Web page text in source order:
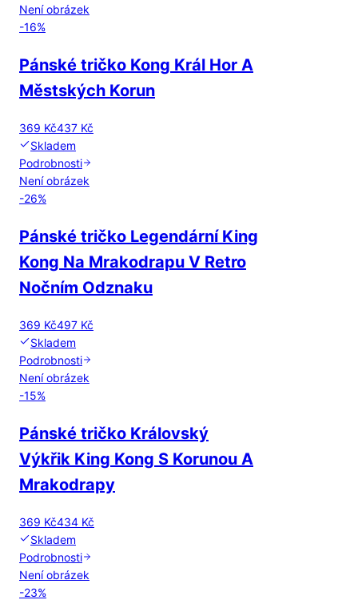
Není obrázek
-16%
Pánské tričko Kong Král Hor A
Městských Korun
369 Kč437 Kč
Skladem
Podrobnosti
Není obrázek
-26%
Pánské tričko Legendární King
Kong Na Mrakodrapu V Retro
Nočním Odznaku
369 Kč497 Kč
Skladem
Podrobnosti
Není obrázek
-15%
Pánské tričko Královský
Výkřik King Kong S Korunou A
Mrakodrapy
369 Kč434 Kč
Skladem
Podrobnosti
Není obrázek
-23%